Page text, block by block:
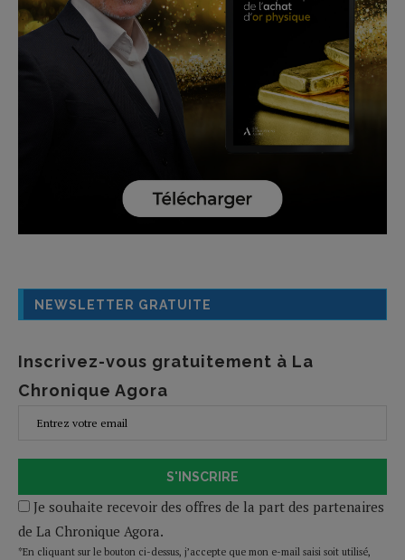
NEWSLETTER GRATUITE
Inscrivez-vous gratuitement à La
Chronique Agora
S'INSCRIRE
Je souhaite recevoir des offres de la part des partenaires
de La Chronique Agora.
*En cliquant sur le bouton ci-dessus, j’accepte que mon e-mail saisi soit utilisé,